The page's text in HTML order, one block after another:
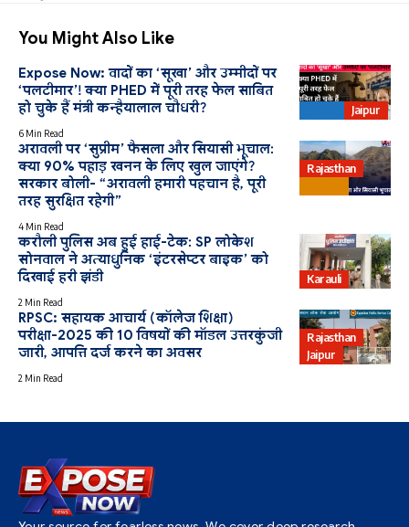
You Might Also Like
Jaipur
Expose Now: वादों का ‘सूखा’ और उम्मीदों पर
‘पलटीमार’! क्या PHED में पूरी तरह फेल साबित
हो चुके हैं मंत्री कन्हैयालाल चौधरी?
6 Min Read
Rajasthan
अरावली पर ‘सुप्रीम’ फैसला और सियासी भूचाल:
क्या 90% पहाड़ खनन के लिए खुल जाएंगे?
सरकार बोली- “अरावली हमारी पहचान है, पूरी
तरह सुरक्षित रहेगी”
4 Min Read
Karauli
करौली पुलिस अब हुई हाई-टेक: SP लोकेश
सोनवाल ने अत्याधुनिक ‘इंटरसेप्टर बाइक’ को
दिखाई हरी झंडी
2 Min Read
Rajasthan
Jaipur
RPSC: सहायक आचार्य (कॉलेज शिक्षा)
परीक्षा-2025 की 10 विषयों की मॉडल उत्तरकुंजी
जारी, आपत्ति दर्ज करने का अवसर
2 Min Read